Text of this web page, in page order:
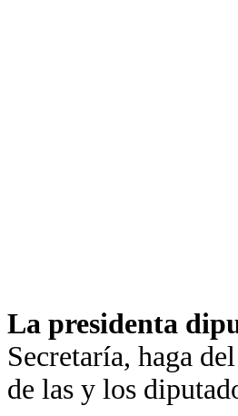
La presidenta
Secretaría, haga
de las y los